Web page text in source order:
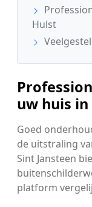
Hulst
uw huis in
Goed
de uitstraling
Sint Jansteen
platform